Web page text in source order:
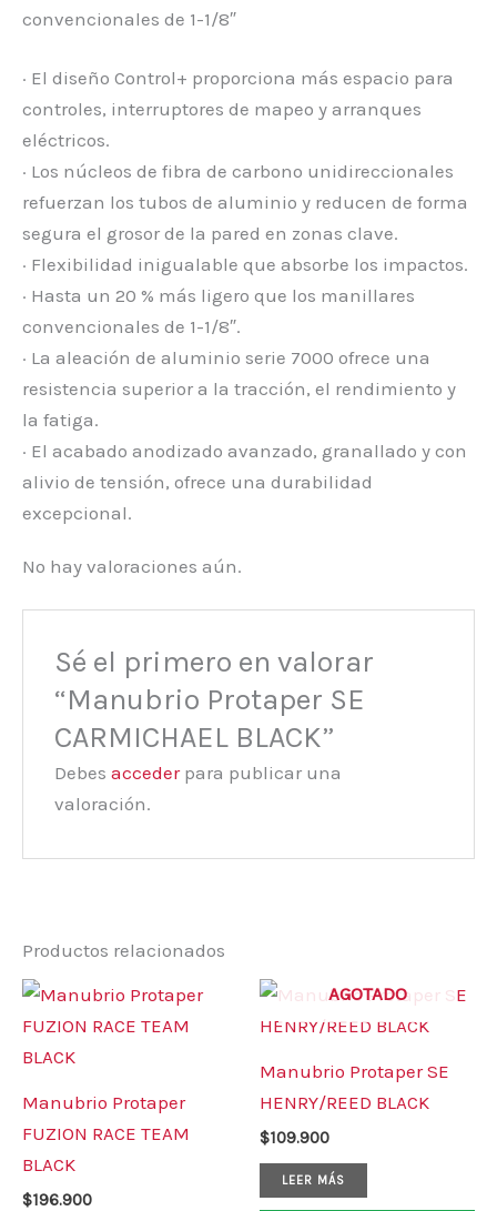
convencionales de 1-1/8″
· El diseño Control+ proporciona más espacio para
controles, interruptores de mapeo y arranques
eléctricos.
· Los núcleos de fibra de carbono unidireccionales
refuerzan los tubos de aluminio y reducen de forma
segura el grosor de la pared en zonas clave.
· Flexibilidad inigualable que absorbe los impactos.
· Hasta un 20 % más ligero que los manillares
convencionales de 1-1/8″.
· La aleación de aluminio serie 7000 ofrece una
resistencia superior a la tracción, el rendimiento y
la fatiga.
· El acabado anodizado avanzado, granallado y con
alivio de tensión, ofrece una durabilidad
excepcional.
No hay valoraciones aún.
Sé el primero en valorar
“Manubrio Protaper SE
CARMICHAEL BLACK”
Debesaccederpara publicar una
valoración.
Productos relacionados
Manubrio Protaper
FUZION RACE TEAM
BLACK
$196.900
AGOTADO
Manubrio Protaper SE
HENRY/REED BLACK
$109.900
LEER MÁS